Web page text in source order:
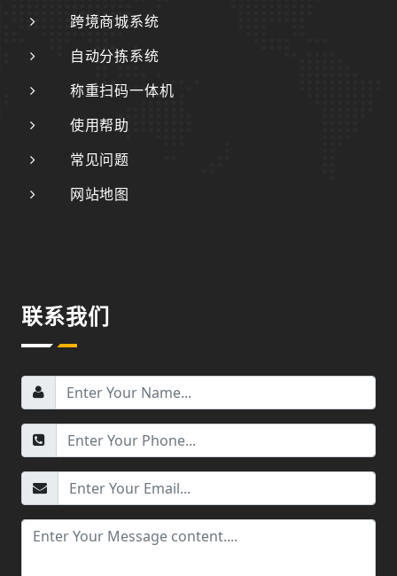
跨境商城系统
自动分拣系统
称重扫码一体机
使用帮助
常见问题
网站地图
联系我们